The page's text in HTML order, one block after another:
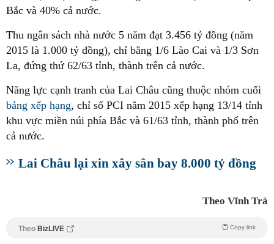
Bắc và 40% cả nước.
Thu ngân sách nhà nước 5 năm đạt 3.456 tỷ đồng (năm
2015 là 1.000 tỷ đồng), chỉ bằng 1/6 Lào Cai và 1/3 Sơn
La, đứng thứ 62/63 tỉnh, thành trên cả nước.
Năng lực cạnh tranh của Lai Châu cũng thuộc nhóm cuối
bảng xếp hạng, chỉ số PCI năm 2015 xếp hạng 13/14 tỉnh
khu vực miền núi phía Bắc và 61/63 tỉnh, thành phố trên
cả nước.
Lai Châu lại xin xây sân bay 8.000 tỷ đồng
Theo Vĩnh Trà
Theo BizLIVE Copy link